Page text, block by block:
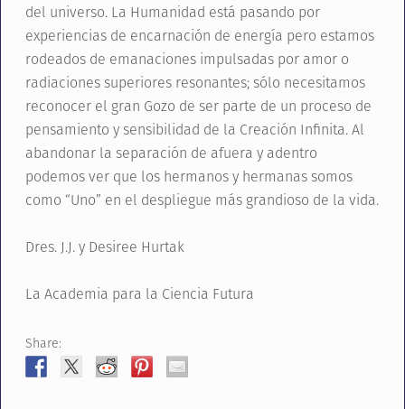
del universo. La Humanidad está pasando por
experiencias de encarnación de energía pero estamos
rodeados de emanaciones impulsadas por amor o
radiaciones superiores resonantes; sólo necesitamos
reconocer el gran Gozo de ser parte de un proceso de
pensamiento y sensibilidad de la Creación Infinita. Al
abandonar la separación de afuera y adentro
podemos ver que los hermanos y hermanas somos
como “Uno” en el despliegue más grandioso de la vida.
Dres. J.J. y Desiree Hurtak
La Academia para la Ciencia Futura
Share: